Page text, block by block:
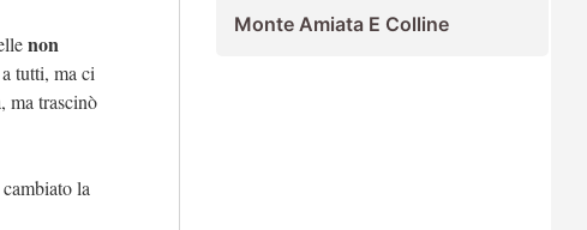
non
tutti, ma ci
ma trascinò
la
Monte Amiata E Colline